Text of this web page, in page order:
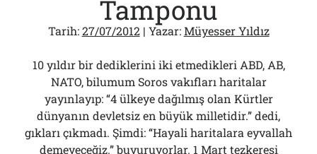
Tamponu
Tarih:27/07/2012| Yazar:Müyesser Yıldız
10 yıldır bir dediklerini iki etmedikleri ABD, AB,
NATO, bilumum Soros vakıfları haritalar
yayınlayıp: “4 ülkeye dağılmış olan Kürtler
dünyanın devletsiz en büyük milletidir.” dedi,
gıkları çıkmadı. Şimdi: “Hayali haritalara eyvallah
demeyeceğiz.” buyuruyorlar. 1 Mart tezkeresi